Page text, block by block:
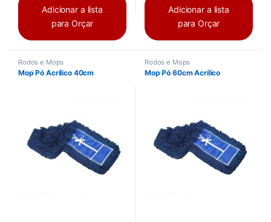
Adicionar a lista
para Orçar
Adicionar a lista
para Orçar
Rodos e Mops
Mop Pó Acrílico 40cm
Rodos e Mops
Mop Pó 60cm Acrílico